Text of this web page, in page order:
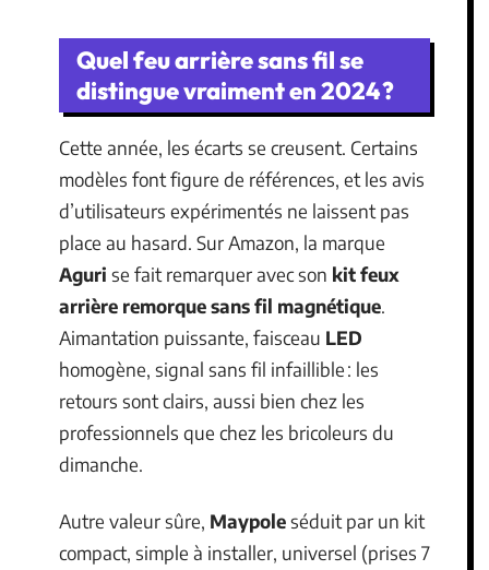
Quel feu arrière sans fil se
distingue vraiment en 2024 ?
Cette année, les écarts se creusent. Certains
modèles font figure de références, et les avis
d’utilisateurs expérimentés ne laissent pas
place au hasard. Sur Amazon, la marque
Aguri se fait remarquer avec son kit feux
arrière remorque sans fil magnétique.
Aimantation puissante, faisceau LED
homogène, signal sans fil infaillible : les
retours sont clairs, aussi bien chez les
professionnels que chez les bricoleurs du
dimanche.
Autre valeur sûre, Maypoleséduit par un kit
compact, simple à installer, universel (prises 7